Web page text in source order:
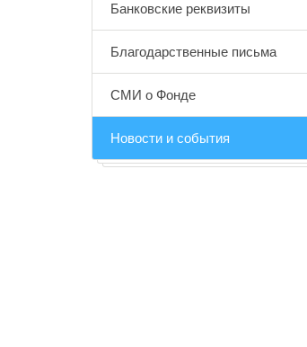
Банковские реквизиты
Благодарственные письма
СМИ о Фонде
Новости и события